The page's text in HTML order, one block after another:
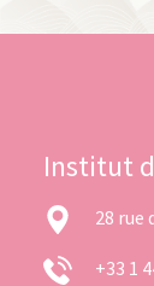
Institut
28 rue
+33 1